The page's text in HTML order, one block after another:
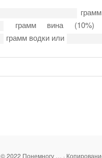
грамм вина
грамм водки или
© 2022 Понемногу … ·